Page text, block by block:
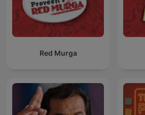
Red Murga